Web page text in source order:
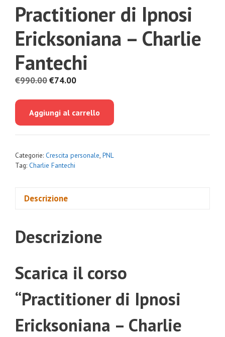
Practitioner di Ipnosi
Ericksoniana – Charlie
Fantechi
€990.00Il
era:
€74.00Il
è:
Aggiungi al carrello
Categorie: Crescita personale, PNL
Tag: Charlie Fantechi
Descrizione
Descrizione
Scarica il corso
“Practitioner di Ipnosi
Ericksoniana – Charlie